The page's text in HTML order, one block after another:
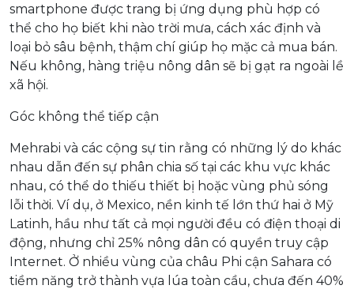
smartphone được trang bị ứng dụng phù hợp có
thể cho họ biết khi nào trời mưa, cách xác định và
loại bỏ sâu bệnh, thậm chí giúp họ mặc cả mua bán.
Nếu không, hàng triệu nông dân sẽ bị gạt ra ngoài lề
xã hội.
Góc không thể tiếp cận
Mehrabi và các cộng sự tin rằng có những lý do khác
nhau dẫn đến sự phân chia số tại các khu vực khác
nhau, có thể do thiếu thiết bị hoặc vùng phủ sóng
lỗi thời. Ví dụ, ở Mexico, nền kinh tế lớn thứ hai ở Mỹ
Latinh, hầu như tất cả mọi người đều có điện thoại di
động, nhưng chỉ 25% nông dân có quyền truy cập
Internet. Ở nhiều vùng của châu Phi cận Sahara có
tiềm năng trở thành vựa lúa toàn cầu, chưa đến 40%